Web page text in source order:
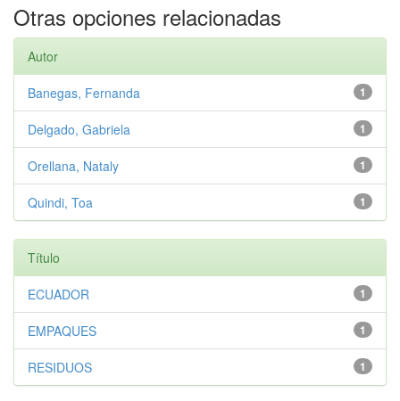
Otras opciones relacionadas
Autor
1
Banegas, Fernanda
1
Delgado, Gabriela
1
Orellana, Nataly
1
Quindi, Toa
Título
1
ECUADOR
1
EMPAQUES
1
RESIDUOS